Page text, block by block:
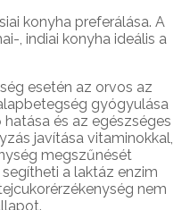
konyha preferálása. A
, indiai konyha ideális a
esetén az orvos az
gyógyulása
és az egészséges
javítása vitaminokkal,
megszűnését
a laktáz enzim
nem